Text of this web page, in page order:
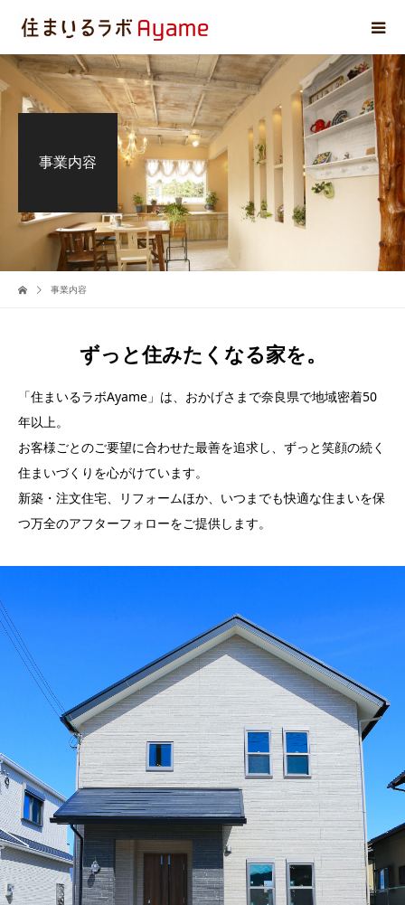
事業内容
事業内容
ずっと住みたくなる家を。
「住まいるラボAyame」は、おかげさまで奈良県で地域密着50
年以上。
お客様ごとのご要望に合わせた最善を追求し、ずっと笑顔の続く
住まいづくりを心がけています。
新築・注文住宅、リフォームほか、いつまでも快適な住まいを保
つ万全のアフターフォローをご提供します。